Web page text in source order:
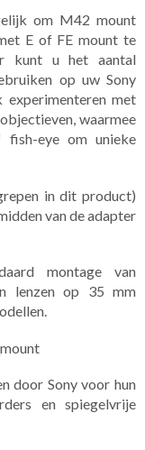
om M42 mount
E of FE mount te
kunt u het aantal
op uw Sony
met
waarmee
eye om unieke
in dit product)
van de adapter
montage van
lenzen op 35 mm
door Sony voor hun
en spiegelvrije